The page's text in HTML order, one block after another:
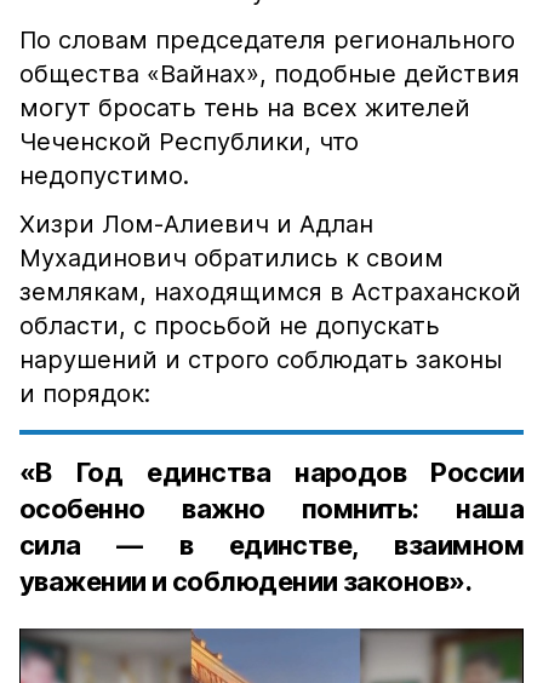
По словам председателя регионального
общества «Вайнах», подобные действия
могут бросать тень на всех жителей
Чеченской Республики, что
недопустимо.
Хизри Лом-Алиевич и Адлан
Мухадинович обратились к своим
землякам, находящимся в Астраханской
области, с просьбой не допускать
нарушений и строго соблюдать законы
и порядок:
«В Год единства народов России
особенно важно помнить: наша
сила — в единстве, взаимном
уважении и соблюдении законов».